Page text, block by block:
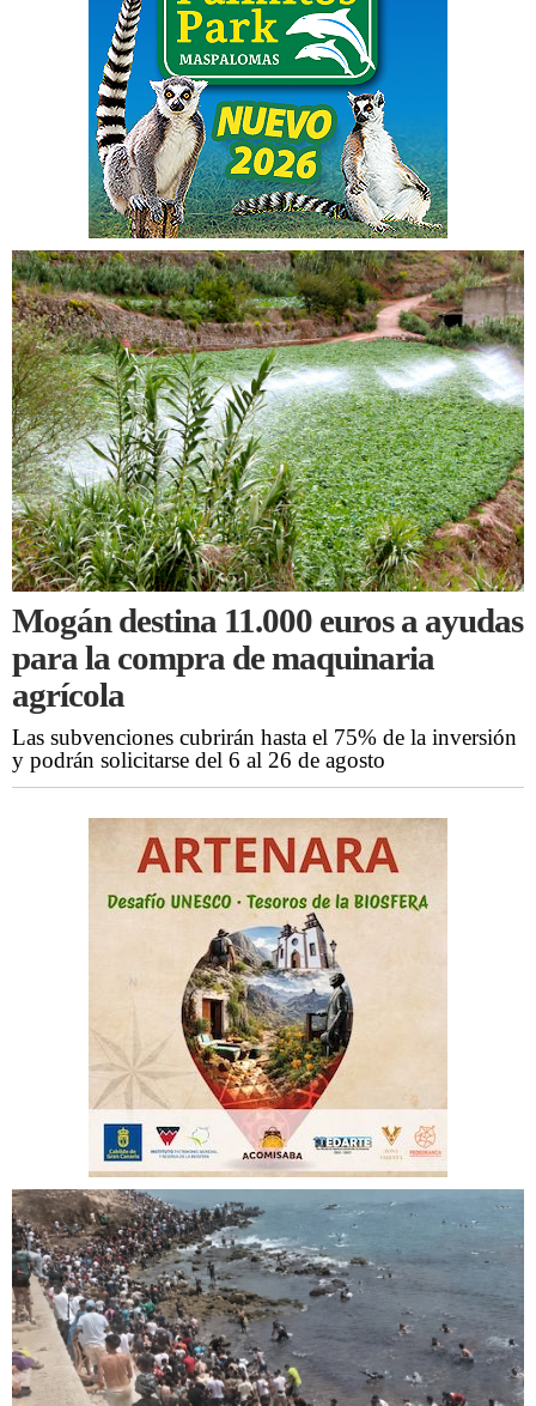
Mogán destina 11.000 euros a ayudas
para la compra de maquinaria
agrícola
Las subvenciones cubrirán hasta el 75% de la inversión
y podrán solicitarse del 6 al 26 de agosto